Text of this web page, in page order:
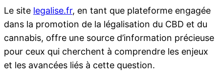
Le site legalise.fr, en tant que plateforme engagée
dans la promotion de la légalisation du CBD et du
cannabis, offre une source d’information précieuse
pour ceux qui cherchent à comprendre les enjeux
et les avancées liés à cette question.